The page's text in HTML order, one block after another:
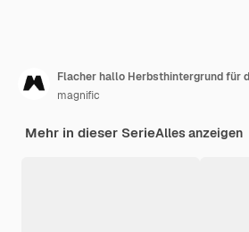
Flacher hallo Herbsthintergrund für
magnific
Mehr in dieser SerieAlles anzeigen